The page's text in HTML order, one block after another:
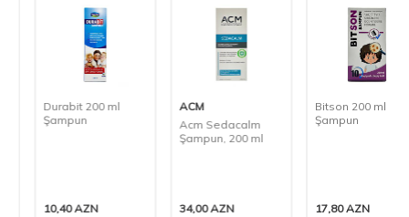
Durabit 200 ml
Şampun
AZN
Acm Sedacalm
Şampun, 200 ml
34,00AZN
Bitson 200 ml
Şampun
17,80AZN